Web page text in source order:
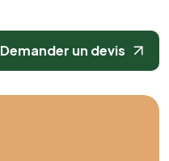
Demander un devis